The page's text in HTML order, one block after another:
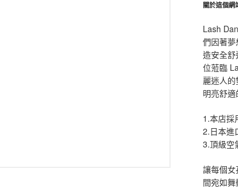
關於這個網
Lash
們因著
造安全
位蒞臨
麗迷人
明亮舒適
1.本店採
2.日本進
3.頂級空
讓每個
間宛如